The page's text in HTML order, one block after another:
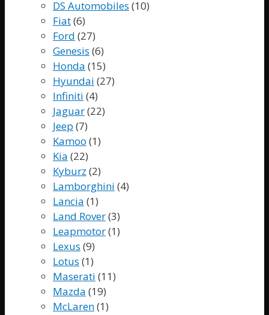
DS Automobiles (10)
Fiat(6)
Ford (27)
Genesis (6)
Honda (15)
Hyundai (27)
Infiniti (4)
Jaguar(22)
Jeep (7)
Kamoo (1)
Kia (22)
Kyburz (2)
Lamborghini (4)
Lancia (1)
Land Rover(3)
Leapmotor(1)
Lexus (9)
Lotus (1)
Maserati (11)
Mazda (19)
McLaren(1)